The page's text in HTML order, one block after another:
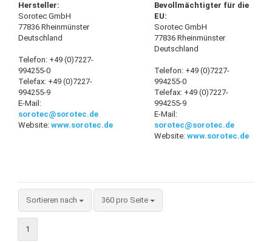
Hersteller:
Sorotec GmbH
77836 Rheinmünster
Deutschland
Telefon: +49 (0)7227-
994255-0
Telefax: +49 (0)7227-
994255-9
E-Mail:
sorotec@sorotec.de
Website: www.sorotec.de
Bevollmächtigter für die
EU:
Sorotec GmbH
77836 Rheinmünster
Deutschland
Telefon: +49 (0)7227-
994255-0
Telefax: +49 (0)7227-
994255-9
E-Mail:
sorotec@sorotec.de
Website: www.sorotec.de
Sortieren nach 360 pro Seite
1